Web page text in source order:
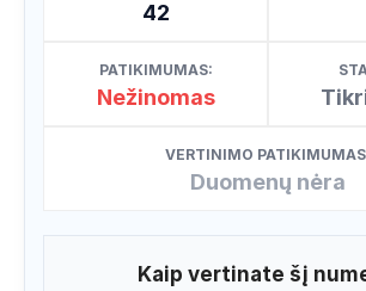
42
PATIKIMUMAS:
Nežinomas
VERTINIMO
Duomenų nėra
Kaip vertinate šį